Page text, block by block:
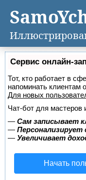
Сервис онлайн-
Тот, кто работает в
напоминать
Для новых
Чат-бот для мастеров
— Сам записывает
— Персонализирует
— Увеличивает
Начать